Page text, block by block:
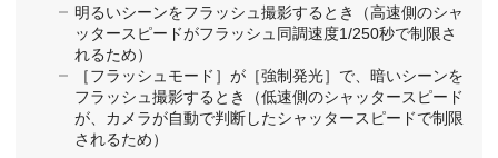
明るいシーンをフラッシュ撮影するとき（高速側のシャ
ッタースピードがフラッシュ同調速度1/250秒で制限さ
れるため）
［フラッシュモード］ が［強制発光］ で、暗いシーンを
フラッシュ撮影するとき（低速側のシャッタースピード
が、カメラが自動で判断したシャッタースピードで制限
されるため）